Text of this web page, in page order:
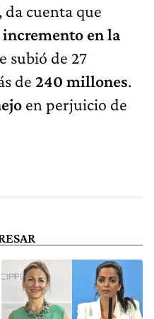
cuenta que
en la
subió de 27
de 240 millones.
en perjuicio de